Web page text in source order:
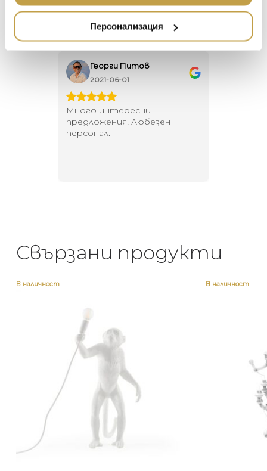
Персонализация
Георги Питов
2021-06-01
Много интересни
предложения! Любезен
персонал.
Свързани продукти
В наличност В наличност
ETHNICRAFT
ZUIVER
DUTCHBONE